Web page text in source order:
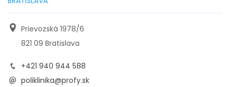
Prievozská 1978/6
821 09 Bratislava
+421 940 944 588
poliklinika@profy.sk